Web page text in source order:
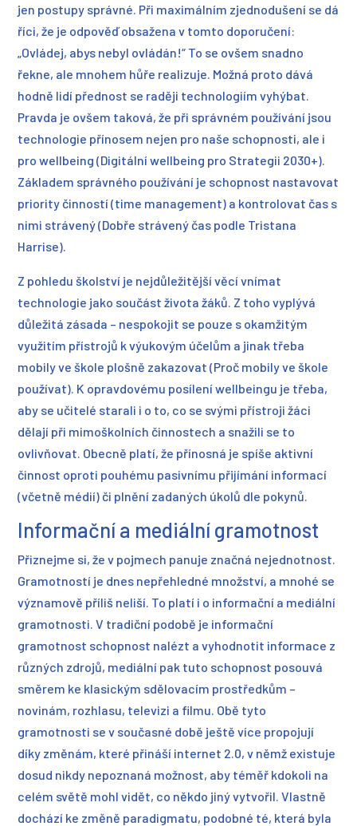
jen postupy správné. Při maximálním zjednodušení se dá
říci, že je odpověď obsažena v tomto doporučení:
„Ovládej, abys nebyl ovládán!“ To se ovšem snadno
řekne, ale mnohem hůře realizuje. Možná proto dává
hodně lidí přednost se raději technologiím vyhýbat.
Pravda je ovšem taková, že při správném používání jsou
technologie přínosem nejen pro naše schopnosti, ale i
pro wellbeing (Digitální wellbeing pro Strategii 2030+).
Základem správného používání je schopnost nastavovat
priority činností (time management) a kontrolovat čas s
nimi strávený (Dobře strávený čas podle Tristana
Harrise).
Z pohledu školství je nejdůležitější věcí vnímat
technologie jako součást života žáků. Z toho vyplývá
důležitá zásada – nespokojit se pouze s okamžitým
využitím přístrojů k výukovým účelům a jinak třeba
mobily ve škole plošně zakazovat (Proč mobily ve škole
používat). K opravdovému posílení wellbeingu je třeba,
aby se učitelé starali i o to, co se svými přístroji žáci
dělají při mimoškolních činnostech a snažili se to
ovlivňovat. Obecně platí, že přínosná je spíše aktivní
činnost oproti pouhému pasivnímu přijímání informací
(včetně médií) či plnění zadaných úkolů dle pokynů.
Informační a mediální gramotnost
Přiznejme si, že v pojmech panuje značná nejednotnost.
Gramotností je dnes nepřehledné množství, a mnohé se
významově příliš neliší. To platí i o informační a mediální
gramotnosti. V tradiční podobě je informační
gramotnost schopnost nalézt a vyhodnotit informace z
různých zdrojů, mediální pak tuto schopnost posouvá
směrem ke klasickým sdělovacím prostředkům –
novinám, rozhlasu, televizi a filmu. Obě tyto
gramotnosti se v současné době ještě více propojují
díky změnám, které přináší internet 2.0, v němž existuje
dosud nikdy nepoznaná možnost, aby téměř kdokoli na
celém světě mohl vidět, co někdo jiný vytvořil. Vlastně
dochází ke změně paradigmatu, podobné té, která byla